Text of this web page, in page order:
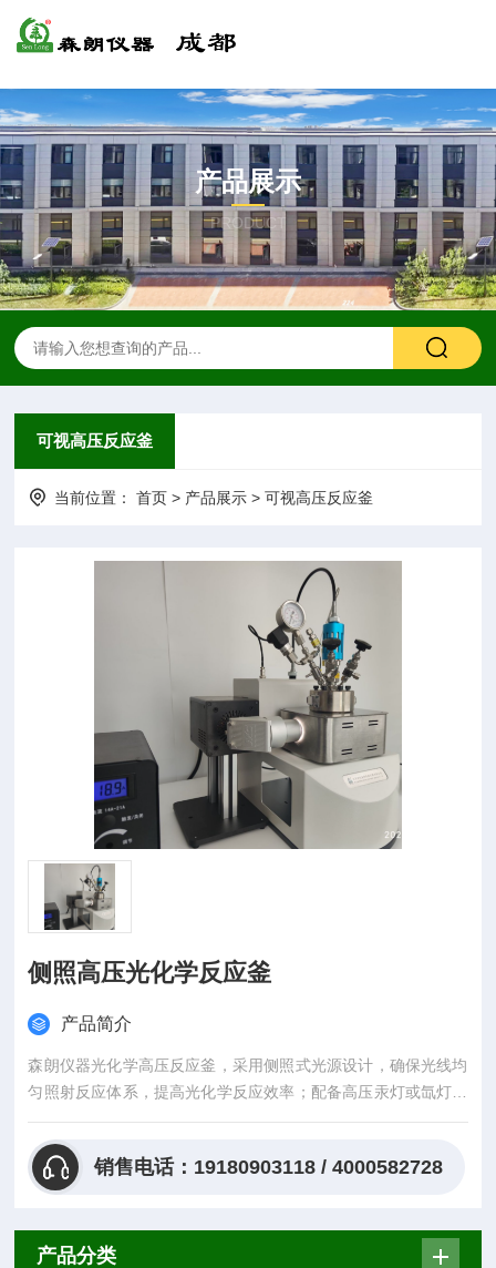
产品展示
PRODUCT
可视高压反应釜
当前位置：首页 > 产品展示 >可视高压反应釜
侧照高压光化学反应釜
产品简介
森朗仪器光化学高压反应釜，采用侧照式光源设计，确保光线均
匀照射反应体系，提高光化学反应效率；配备高压汞灯或氙灯等
高强度光源，满足不同光化学反应需求；釜体采用优质
销售电话：19180903118 / 4000582728
产品分类